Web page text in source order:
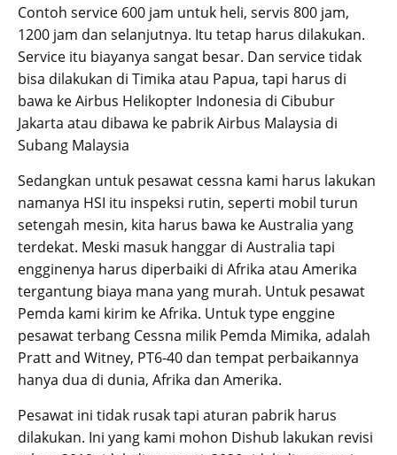
Contoh service 600 jam untuk heli, servis 800 jam,
1200 jam dan selanjutnya. Itu tetap harus dilakukan.
Service itu biayanya sangat besar. Dan service tidak
bisa dilakukan di Timika atau Papua, tapi harus di
bawa ke Airbus Helikopter Indonesia di Cibubur
Jakarta atau dibawa ke pabrik Airbus Malaysia di
Subang Malaysia
Sedangkan untuk pesawat cessna kami harus lakukan
namanya HSI itu inspeksi rutin, seperti mobil turun
setengah mesin, kita harus bawa ke Australia yang
terdekat. Meski masuk hanggar di Australia tapi
engginenya harus diperbaiki di Afrika atau Amerika
tergantung biaya mana yang murah. Untuk pesawat
Pemda kami kirim ke Afrika. Untuk type enggine
pesawat terbang Cessna milik Pemda Mimika, adalah
Pratt and Witney, PT6-40 dan tempat perbaikannya
hanya dua di dunia, Afrika dan Amerika.
Pesawat ini tidak rusak tapi aturan pabrik harus
dilakukan. Ini yang kami mohon Dishub lakukan revisi